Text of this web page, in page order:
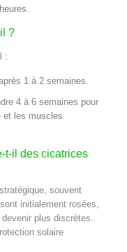
?
:
1 à 2 semaines.
4 à 6 semaines pour
et les muscles
t-il des cicatrices
souvent
initialement rosées,
plus discrètes.
solaire